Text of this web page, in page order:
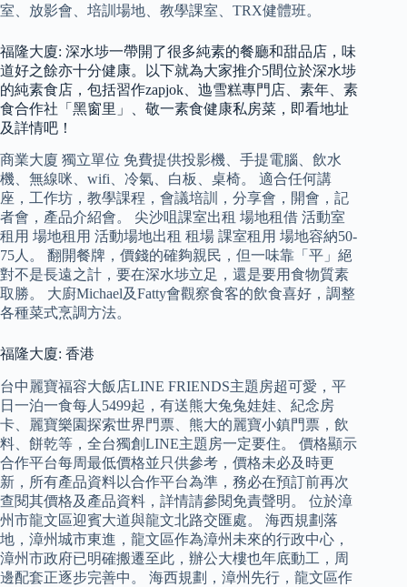
室、放影會、培訓場地、教學課室、TRX健體班。
福隆大廈: 深水埗一帶開了很多純素的餐廳和甜品店，味
道好之餘亦十分健康。以下就為大家推介5間位於深水埗
的純素食店，包括習作zapjok、迆雪糕專門店、素年、素
食合作社「黑窗里」、敬一素食健康私房菜，即看地址
及詳情吧！
商業大廈 獨立單位 免費提供投影機、手提電腦、飲水
機、無線咪、wifi、冷氣、白板、桌椅。 適合任何講
座，工作坊，教學課程，會議培訓，分享會，開會，記
者會，產品介紹會。 尖沙咀課室出租 場地租借 活動室
租用 場地租用 活動場地出租 租場 課室租用 場地容納50-
75人。 翻開餐牌，價錢的確夠親民，但一味靠「平」絕
對不是長遠之計，要在深水埗立足，還是要用食物質素
取勝。 大廚Michael及Fatty會觀察食客的飲食喜好，調整
各種菜式烹調方法。
福隆大廈: 香港
台中麗寶福容大飯店LINE FRIENDS主題房超可愛，平
日一泊一食每人5499起，有送熊大兔兔娃娃、紀念房
卡、麗寶樂園探索世界門票、熊大的麗寶小鎮門票，飲
料、餅乾等，全台獨創LINE主題房一定要住。 價格顯示
合作平台每周最低價格並只供參考，價格未必及時更
新，所有產品資料以合作平台為準，務必在預訂前再次
查閱其價格及產品資料，詳情請參閱免責聲明。 位於漳
州市龍文區迎賓大道與龍文北路交匯處。 海西規劃落
地，漳州城市東進，龍文區作為漳州未來的行政中心，
漳州市政府已明確搬遷至此，辦公大樓也年底動工，周
邊配套正逐步完善中。 海西規劃，漳州先行，龍文區作